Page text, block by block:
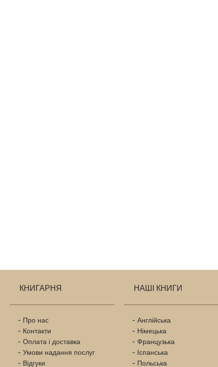
КНИГАРНЯ
Про нас
Контакти
Оплата і доставка
Умови надання послуг
Відгуки
НАШІ КНИГИ
Англійська
Німецька
Французька
Іспанська
Польська